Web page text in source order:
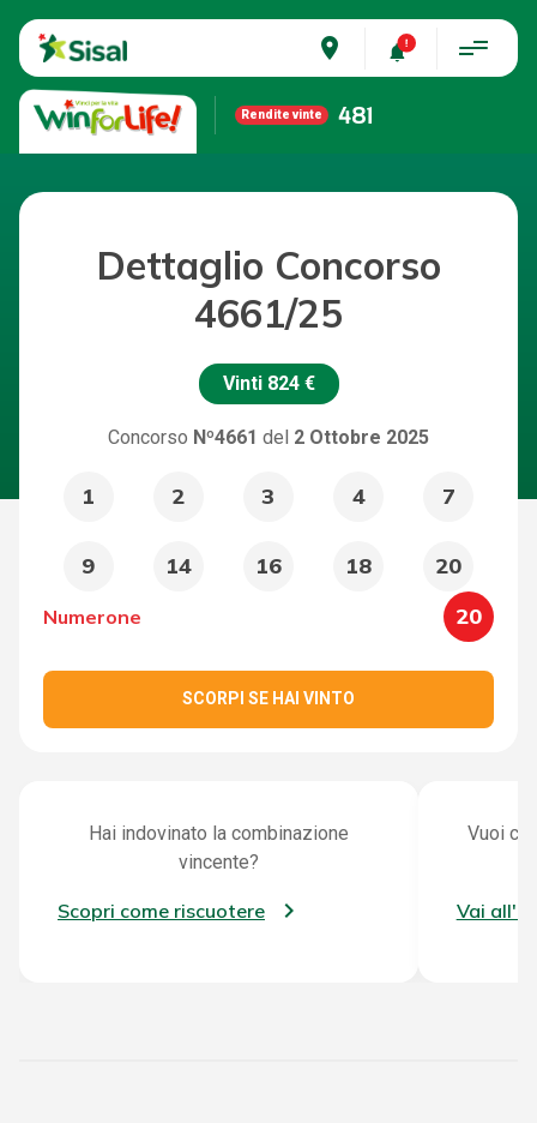
place
Rendite vinte 481
Dettaglio Concorso
4661/25
Vinti 824 €
Concorso Nº4661 del 2 Ottobre 2025
1 2 3 4 7
9 14 16 18 20
Numerone 20
SCORPI SE HAI VINTO
Hai indovinato la combinazione
vincente?
Scopri come riscuotere
Vuoi
Vai